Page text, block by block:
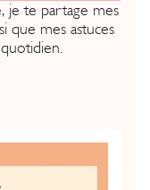
je te partage mes
que mes astuces